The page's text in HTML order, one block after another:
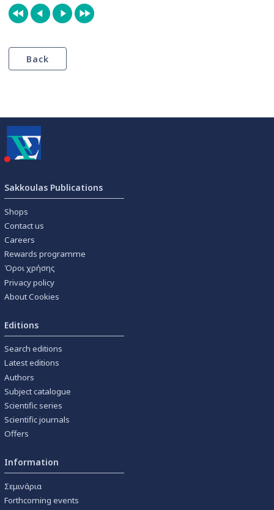
Sakkoulas Publications
Shops
Contact us
Careers
Rewards programme
Όροι χρήσης
Privacy policy
About Cookies
Editions
Search editions
Latest editions
Authors
Subject catalogue
Scientific series
Scientific journals
Offers
Information
Σεμινάρια
Forthcoming events